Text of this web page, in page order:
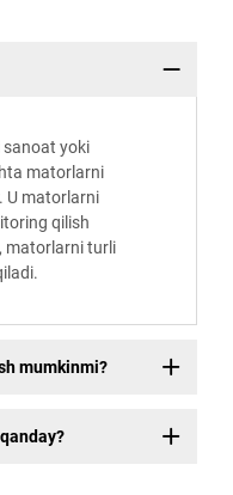
sanoat yoki
matorlarni
U matorlarni
qilish
matorlarni turli
mumkinmi?